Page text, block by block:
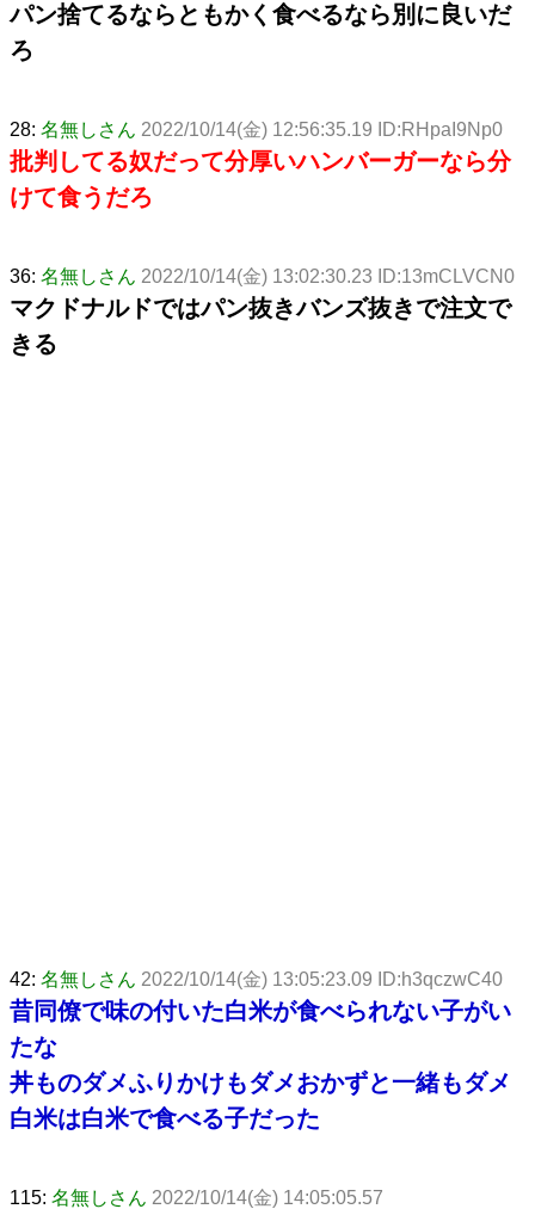
パン捨てるならともかく食べるなら別に良いだ
ろ
28: 名無しさん 2022/10/14(金) 12:56:35.19 ID:RHpaI9Np0
批判してる奴だって分厚いハンバーガーなら分
けて食うだろ
36: 名無しさん 2022/10/14(金) 13:02:30.23 ID:13mCLVCN0
マクドナルドではパン抜きバンズ抜きで注文で
きる
42: 名無しさん 2022/10/14(金) 13:05:23.09 ID:h3qczwC40
昔同僚で味の付いた白米が食べられない子がい
たな
丼ものダメふりかけもダメおかずと一緒もダメ
白米は白米で食べる子だった
115: 名無しさん 2022/10/14(金) 14:05:05.57